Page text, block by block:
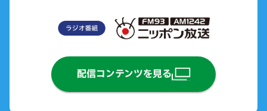
配信コンテンツを見る